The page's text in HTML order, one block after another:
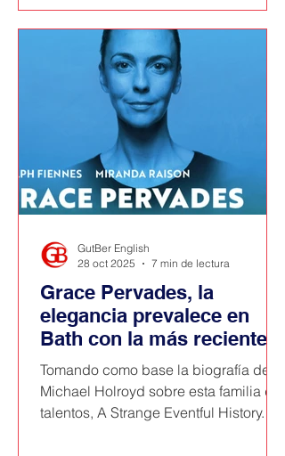
estas navidades.
Grace Pervades, la
elegancia prevalece en
Bath con la más reciente
obra de David Hare
Tomando como base la biografía de
Michael Holroyd sobre esta familia de
talentos, A Strange Eventful History.
GutBer English
28 oct 2025
7 min de lectura